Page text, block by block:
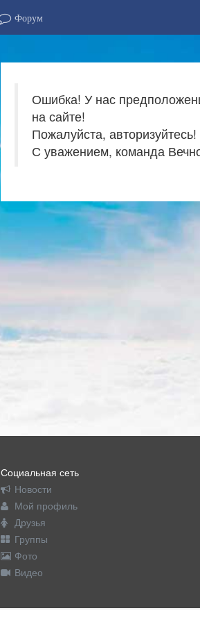
Форум
Ошибка! У нас
на сайте!
Пожалуйста, авторизуйтесь!
С уважением, команда
Социальная сеть
Новости
Мой профиль
Друзья
Группы
Фото
Видео